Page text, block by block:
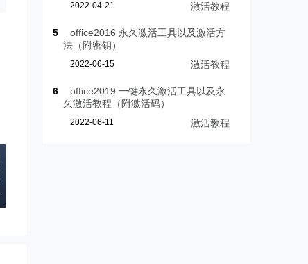
2022-04-21 激活教程
5
office2016 永久激活工具以及激活方
法（附密钥）
2022-06-15 激活教程
6
office2019 一键永久激活工具以及永
久激活教程（附激活码）
2022-06-11 激活教程